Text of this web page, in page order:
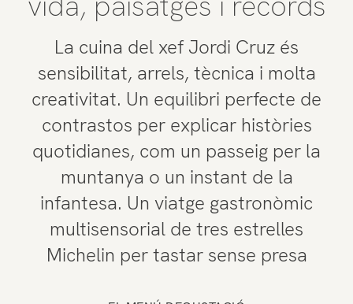
La cuina del xef Jordi Cruz és
sensibilitat, arrels, tècnica i molta
creativitat. Un equilibri perfecte de
contrastos per explicar històries
quotidianes, com un passeig per la
muntanya o un instant de la
infantesa. Un viatge gastronòmic
multisensorial de tres estrelles
Michelin per tastar sense presa